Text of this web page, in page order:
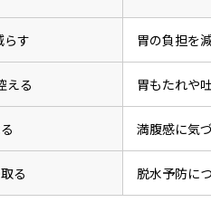
らす 胃の負担を
える 胃もたれや
満腹感に気
る 脱水予防に